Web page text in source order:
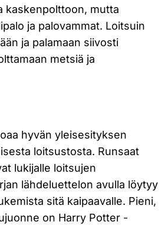
kaskenpolttoon, mutta
ja palovammat. Loitsuin
ja palamaan siivosti
metsiä ja
hyvän yleisesityksen
loitsustosta. Runsaat
lukijalle loitsujen
lähdeluettelon avulla löytyy
sitä kaipaavalle. Pieni,
on Harry Potter -